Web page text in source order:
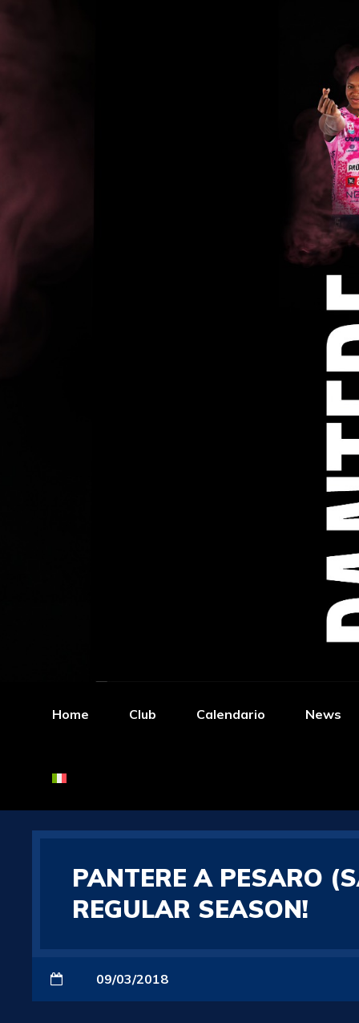
Home Club Calendario News
PANTERE A PESARO
REGULAR SEASON!
09/03/2018